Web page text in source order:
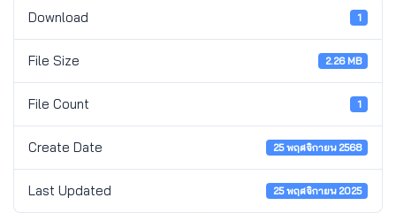
Download 1
File Size 2.26 MB
File Count 1
Create Date 25 พฤศจิกายน 2568
Last Updated 25 พฤศจิกายน 2025